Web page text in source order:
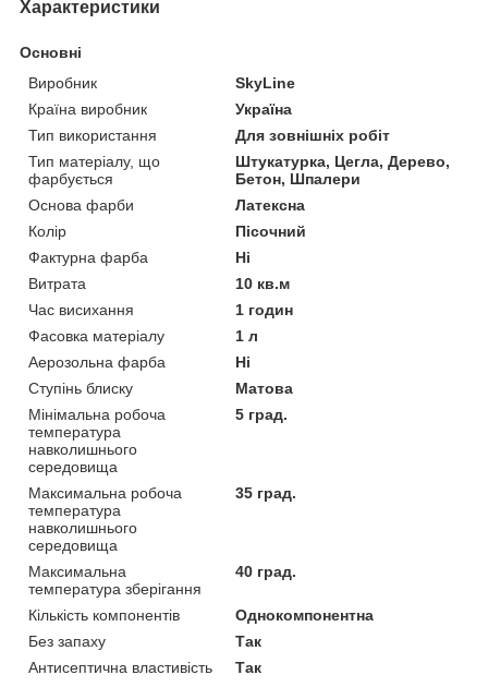
Характеристики
Основні
Виробник
SkyLine
Країна виробник
Україна
Тип використання
Для зовнішніх робіт
Тип матеріалу, що
фарбується
Штукатурка, Цегла, Дерево,
Бетон, Шпалери
Основа фарби
Латексна
Колір
Пісочний
Фактурна фарба
Ні
Витрата
10 кв.м
Час висихання
1 годин
Фасовка матеріалу
1 л
Аерозольна фарба
Ні
Ступінь блиску
Матова
Мінімальна робоча
температура
навколишнього
середовища
5 град.
Максимальна робоча
температура
навколишнього
середовища
35 град.
Максимальна
температура зберігання
40 град.
Кількість компонентів
Однокомпонентна
Без запаху
Так
Антисептична властивість
Так